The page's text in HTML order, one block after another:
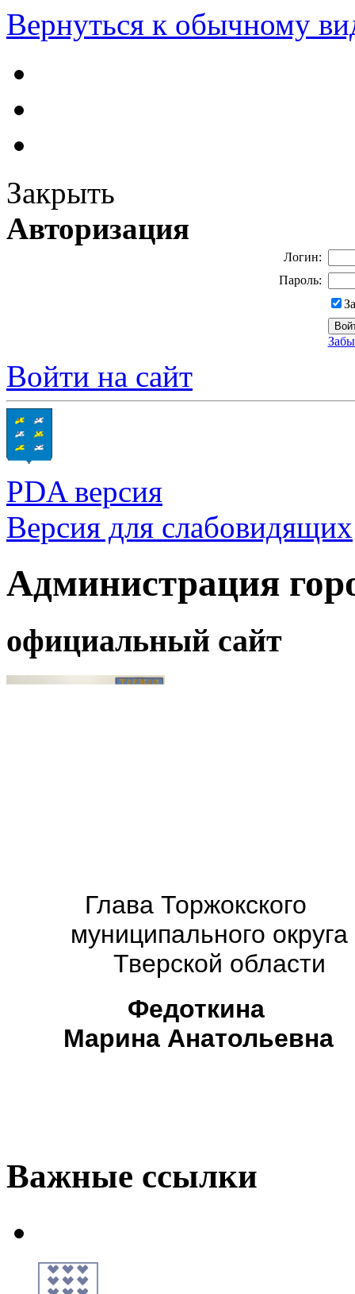
Вернуться к обычному
Закрыть
Авторизация
Логин:
Пароль:
Войти на сайт
PDA версия
Версия для слабовидящих
Администрация
официальный сайт
Глава Торжокского
муниципального округа
Тверской области
Федоткина
Марина Анатольевна
Важные ссылки